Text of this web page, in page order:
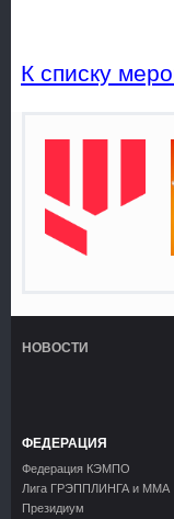
К списку
НОВОСТИ
ФЕДЕРАЦИЯ
Федерация КЭМПО
Лига ГРЭППЛИНГА и ММА
Президиум